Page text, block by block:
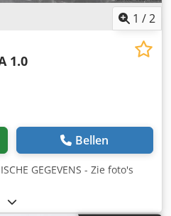
1 /2
1.0
Bellen
GEGEVENS - Zie foto's